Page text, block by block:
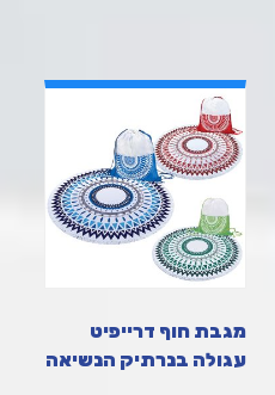
מגבת חוף דרייפיט
עגולה בנרתיק הנשיאה